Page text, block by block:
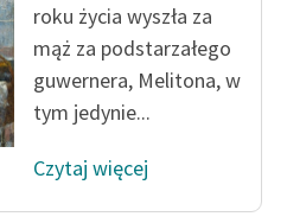
roku życia wyszła za
mąż za podstarzałego
guwernera, Melitona, w
tym jedynie...
Czytaj więcej